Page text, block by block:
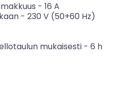
- 16 A
- 230 V (50+60 Hz)
mukaisesti- 6 h